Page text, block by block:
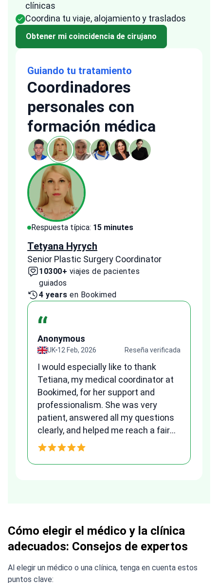
clínicas
Coordina tu viaje, alojamiento y traslados
Obtener mi coincidencia de cirujano
Guiando tu tratamiento
Coordinadores
personales con
formación médica
Respuesta típica: 15 minutes
Tetyana Hyrych
Senior Plastic Surgery Coordinator
10300+ viajes de pacientes
guiados
4 years en Bookimed
“
Anonymous
UK 12 Feb, 2026 Reseña verificada
I would especially like to thank
Tetiana, my medical coordinator at
Bookimed, for her support and
professionalism. She was very
patient, answered all my questions
clearly, and helped me reach a fair
and transparent agreement. Her
Cómo elegir el médico y la clínica
adecuados: Consejos de expertos
Al elegir un médico o una clínica, tenga en cuenta estos
puntos clave: